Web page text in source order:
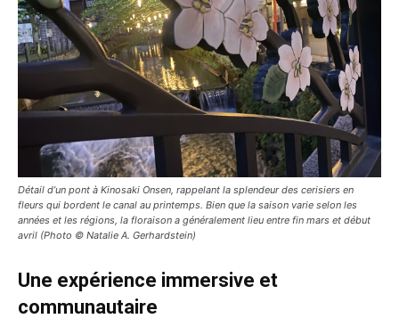
Détail d’un pont à Kinosaki Onsen, rappelant la splendeur des cerisiers en
fleurs qui bordent le canal au printemps. Bien que la saison varie selon les
années et les régions, la floraison a généralement lieu entre fin mars et début
avril (Photo © Natalie A. Gerhardstein)
Une expérience immersive et
communautaire